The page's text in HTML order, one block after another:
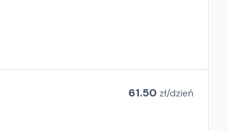
61.50 zł/dzień